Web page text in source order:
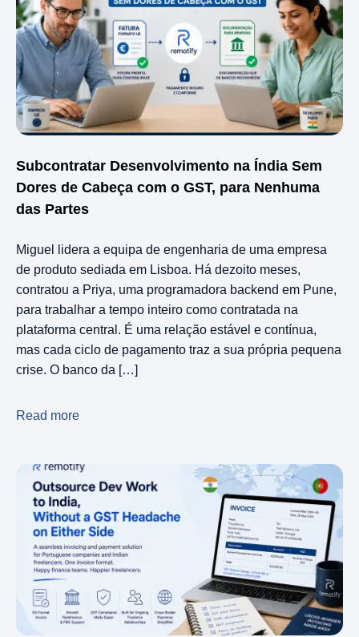
Subcontratar Desenvolvimento na Índia Sem
Dores de Cabeça com o GST, para Nenhuma
das Partes
Miguel lidera a equipa de engenharia de uma empresa
de produto sediada em Lisboa. Há dezoito meses,
contratou a Priya, uma programadora backend em Pune,
para trabalhar a tempo inteiro como contratada na
plataforma central. É uma relação estável e contínua,
mas cada ciclo de pagamento traz a sua própria pequena
crise. O banco da […]
Read more